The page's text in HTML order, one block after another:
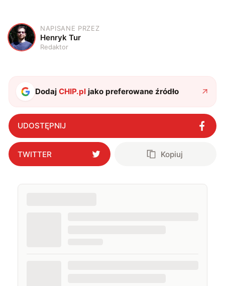
H
NAPISANE PRZEZ
Henryk Tur
Redaktor
DodajCHIP.pl jako preferowane źródło
UDOSTĘPNIJ
TWITTER Kopiuj